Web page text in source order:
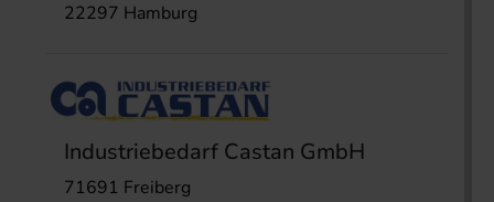
22297 Hamburg
Industriebedarf Castan GmbH
71691 Freiberg